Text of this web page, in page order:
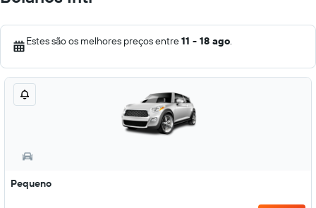
Estes são os melhores preços entre11 - 18 ago.
Pequeno